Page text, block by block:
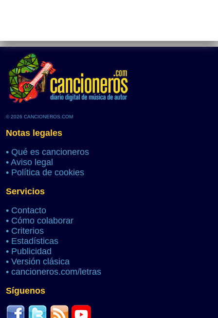
© 2026 CANCIONEROS.COM
Notas legales
• Qué es cancioneros
• Aviso legal
• Política de cookies
Servicios
• Contacto
• Cómo colaborar
• Criterios
• Estadísticas
• Publicidad
• Versión clásica
• cancioneros.com/letras
Síguenos